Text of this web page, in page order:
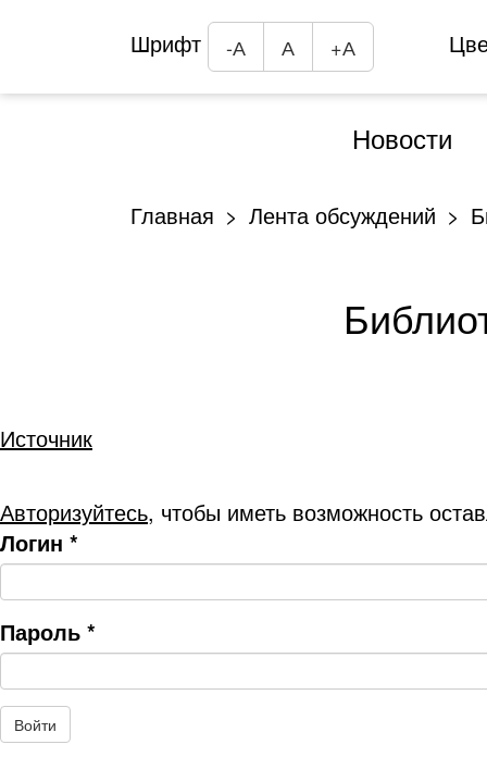
Шрифт -А А +А
Новости
Главная Лента обсуждений
Источник
Авторизуйтесь, чтобы иметь возможность
Логин *
Пароль *